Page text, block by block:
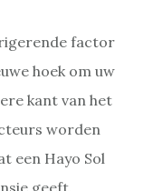
factor
hoek om uw
kant van het
worden
een Hayo Sol
geeft.